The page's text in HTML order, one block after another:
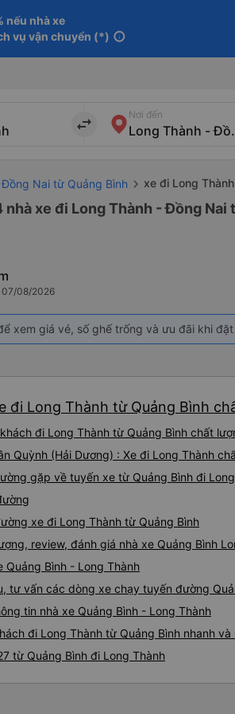
nếu nhà xe
vụ vận chuyển (*) info
import_export
Nơi đến
Nai từ Quảng Bình xe đi Long
nhà xe đi Long Thành - Đồng
07/08/2026
xem giá vé, số ghế trống và ưu đãi khi
đi Long Thành từ Quảng Bình
đi Long Thành từ Quảng Bình chất
Quỳnh (Hải Dương) : Xe đi Long Thành
gặp về tuyến xe từ Quảng Bình đi
xe đi Long Thành từ Quảng Bình
review, đánh giá nhà xe Quảng Bình
Quảng Bình - Long Thành
tư vấn các dòng xe chạy tuyến đường
tin nhà xe Quảng Bình - Long Thành
đi Long Thành từ Quảng Bình nhanh và
từ Quảng Bình đi Long Thành